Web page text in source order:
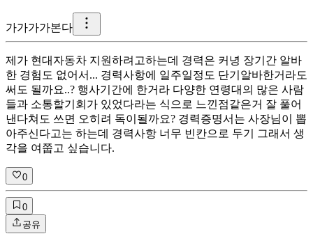
가가가가본다
제가 현대자동차 지원하려고하는데 경력은 커녕 장기간 알바
한 경험도 없어서... 경력사항에 일주일정도 단기알바한거라도
써도 될까요..? 행사기간에 한거라 다양한 연령대의 많은 사람
들과 소통할기회가 있었다라는 식으로 느낀점같은거 잘 풀어
낸다쳐도 쓰면 오히려 독이될까요? 경력증명서는 사장님이 뽑
아주신다고는 하는데 경력사항 너무 빈칸으로 두기 그래서 생
각을 여쭙고 싶습니다.
0
0
공유